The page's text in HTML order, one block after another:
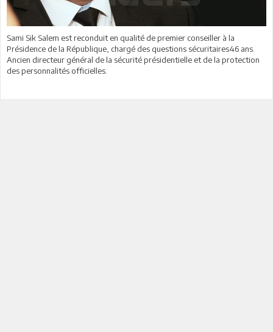
Sami Sik Salem est reconduit en qualité de premier conseiller à la
Présidence de la République, chargé des questions sécuritaires46 ans.
Ancien directeur général de la sécurité présidentielle et de la protection
des personnalités officielles.